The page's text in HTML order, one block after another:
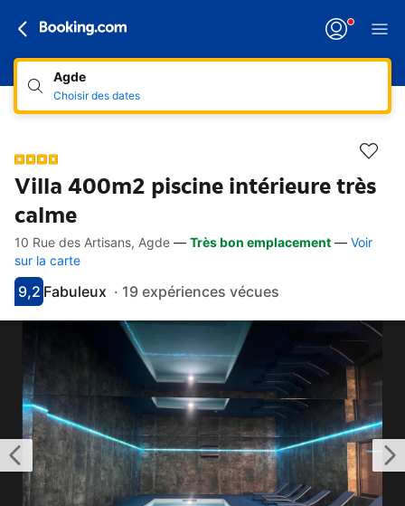
Agde
Choisir des dates
Villa 400m2 piscine intérieure très
calme
Accès rapides
Aller à la description
Aller aux équipements
Aller aux hébergements
Aller aux conditions
10 Rue des Artisans, Agde — Très bon emplacement — Voir
sur la carte
Avec une note de 9.2
9,2
fabuleuxFabuleux · 19 expériences vécues